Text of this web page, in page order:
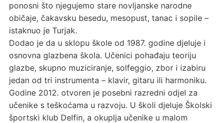
ponosni što njegujemo stare novljanske narodne
običaje, čakavsku besedu, mesopust, tanac i sopile –
istaknuo je Turjak.
Dodao je da u sklopu škole od 1987. godine djeluje i
osnovna glazbena škola. Učenici pohađaju teoriju
glazbe, skupno muziciranje, solfeggio, zbor i izabiru
jedan od tri instrumenta – klavir, gitaru ili harmoniku.
Godine 2012. otvoren je posebni razredni odjel za
učenike s teškoćama u razvoju. U školi djeluje Školski
športski klub Delfin, a okuplja učenike u malom